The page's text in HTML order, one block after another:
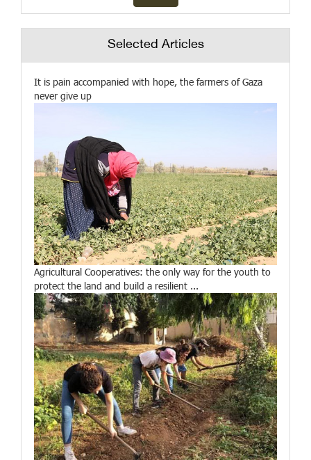
Selected Articles
It is pain accompanied with hope, the farmers of Gaza
never give up
Agricultural Cooperatives: the only way for the youth to
protect the land and build a resilient ...